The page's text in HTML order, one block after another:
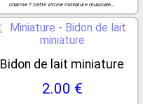
charme ? Cette vitrine miniature musicale...
Bidon de lait miniature
2.00 €